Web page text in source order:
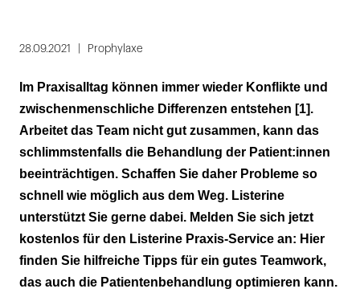
28.09.2021 Prophylaxe
Im Praxisalltag können immer wieder Konflikte und
zwischenmenschliche Differenzen entstehen [1].
Arbeitet das Team nicht gut zusammen, kann das
schlimmstenfalls die Behandlung der Patient:innen
beeinträchtigen. Schaffen Sie daher Probleme so
schnell wie möglich aus dem Weg. Listerine
unterstützt Sie gerne dabei. Melden Sie sich jetzt
kostenlos für den Listerine Praxis-Service an: Hier
finden Sie hilfreiche Tipps für ein gutes Teamwork,
das auch die Patientenbehandlung optimieren kann.